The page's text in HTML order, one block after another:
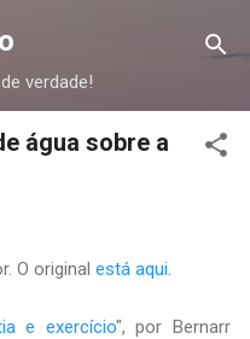
principal
verdade!
água sobre a
O original está aqui
e exercício", por Bernarr